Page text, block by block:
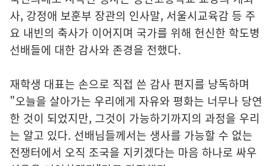
사, 강정애 보훈부 장관의 인사말, 서울시교육감 등 주
요 내빈의 축사가 이어지며 국가를 위해 헌신한 학도병
선배들에 대한 감사와 존경을 전했다.
재학생 대표는 손으로 직접 쓴 감사 편지를 낭독하며
"오늘을 살아가는 우리에게 자유와 평화는 너무나 당연
한 것이 되었지만, 그것이 가능하기까지의 과정을 우리
는 알고 있다. 선배님들께서는 생사를 가능할 수 없는
전쟁터에서 오직 조국을 지키겠다는 마음 하나로 싸우